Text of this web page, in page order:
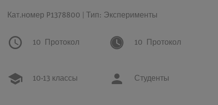
Кат.номер P1378800 | Тип: Эксперименты
10 Протокол 10 Протокол
10-13 классы Студенты